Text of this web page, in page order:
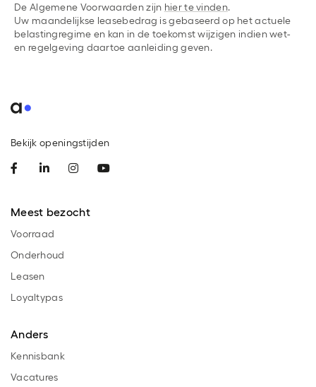
De Algemene Voorwaarden zijn hier te vinden.
Uw maandelijkse leasebedrag is gebaseerd op het actuele
belastingregime en kan in de toekomst wijzigen indien wet-
en regelgeving daartoe aanleiding geven.
Bekijk openingstijden
Meest bezocht
Voorraad
Onderhoud
Leasen
Loyaltypas
Anders
Kennisbank
Vacatures